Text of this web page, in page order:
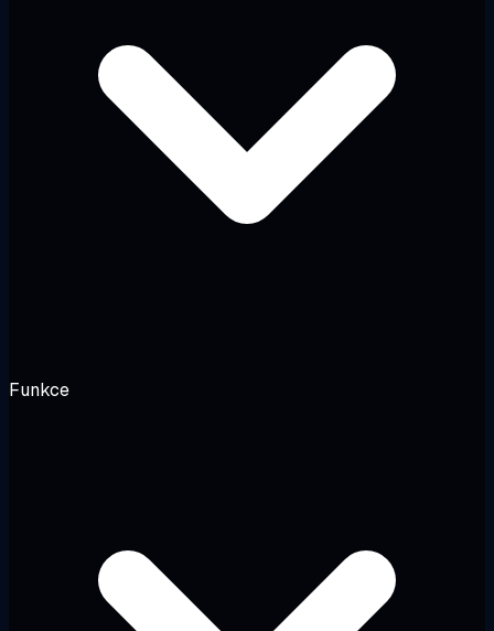
Funkce